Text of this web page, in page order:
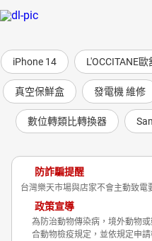
iPhone 14 L'OCCITANE
真空保鮮盒 發電機 維修
數位轉類比轉換器
防詐騙提醒
台灣樂天市場與店家不會主動致電
政策宣導
為防治動物傳染病，境外動物
合動物檢疫規定，並依規定申